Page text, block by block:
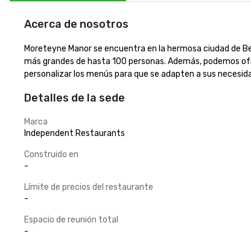
Acerca de nosotros
Moreteyne Manor se encuentra en la hermosa ciudad de
más grandes de hasta 100 personas. Además, podemos
personalizar los menús para que se adapten a sus
Detalles de la sede
Marca
Independent Restaurants
Construido en
-
Límite de precios del restaurante
-
Espacio de reunión total
-